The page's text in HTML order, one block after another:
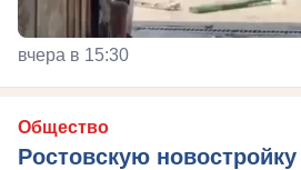
вчера в 15:30
Общество
Ростовскую